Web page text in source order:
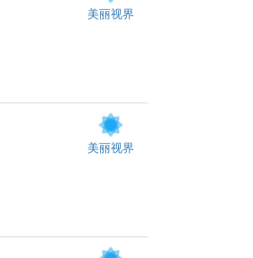
美丽视界
美丽视界